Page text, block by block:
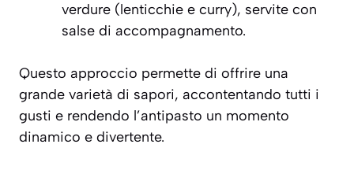
verdure (lenticchie e curry), servite con
salse di accompagnamento.
Questo approccio permette di offrire una
grande varietà di sapori, accontentando tutti i
gusti e rendendo l’antipasto un momento
dinamico e divertente.